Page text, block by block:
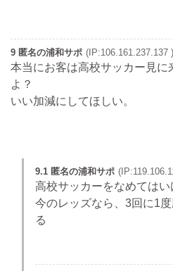
9 匿名の浦和サポ (IP:106.161.237.137 )
本当にお客は高校サッカー見に
よ？
いい加減にしてほしい。
9.1 匿名の浦和サポ
高校サッカーをなめてはい
今のレッズなら、3回に1
る